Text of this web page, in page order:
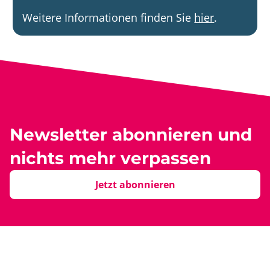
Weitere Informationen finden Sie hier.
Newsletter abonnieren und
nichts mehr verpassen
Jetzt abonnieren